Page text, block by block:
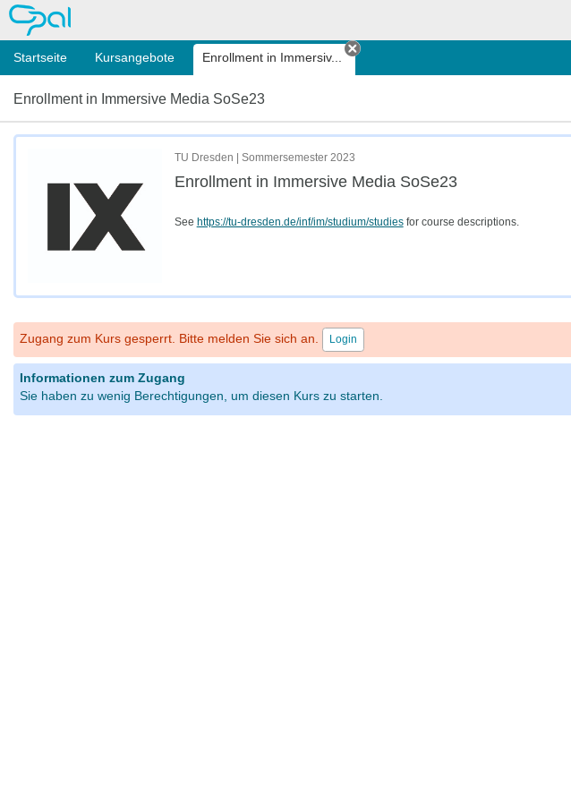
OPAL
Startseite Kursangebote Enrollment in Immersiv...
Tab schließen
Enrollment in Immersive Media SoSe23
TU Dresden | Sommersemester 2023
Enrollment in Immersive Media SoSe23
See https://tu-dresden.de/inf/im/studium/studiesfor course descriptions.
Zugang zum Kurs gesperrt. Bitte melden Sie sich an. Login
Informationen zum Zugang
Sie haben zu wenig Berechtigungen, um diesen Kurs zu starten.